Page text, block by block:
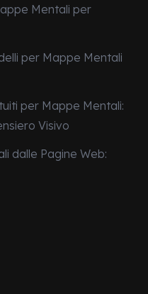
Mentali per
per Mappe Mentali
per Mappe Mentali:
Visivo
dalle Pagine Web: